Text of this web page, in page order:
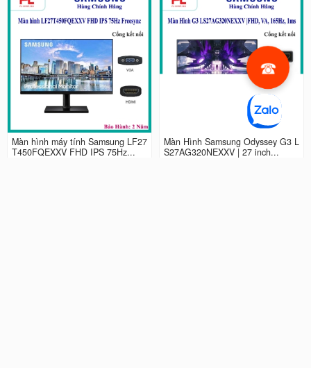
Màn hình máy tính Samsung LF27
T450FQEXXV FHD IPS 75Hz...
Màn Hình Samsung Odyssey G3 L
S27AG320NEXXV | 27 inch...